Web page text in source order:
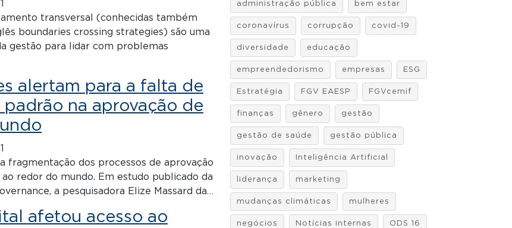
transversal (conhecidas também
boundaries crossing strategies) são uma
gestão para lidar com problemas
alertam para a falta de
na aprovação de
fragmentação dos processos de aprovação
redor do mundo. Em estudo publicado da
a pesquisadora Elize Massard da…
afetou acesso ao
administração pública bem estar
coronavírus corrupção covid-19
diversidade educação
empreendedorismo empresas ESG
Estratégia FGV EAESP FGVcemif
finanças gênero gestão
gestão de saúde gestão pública
inovação Inteligência Artificial
liderança marketing
mudanças climáticas mulheres
negócios Notícias internas ODS 16